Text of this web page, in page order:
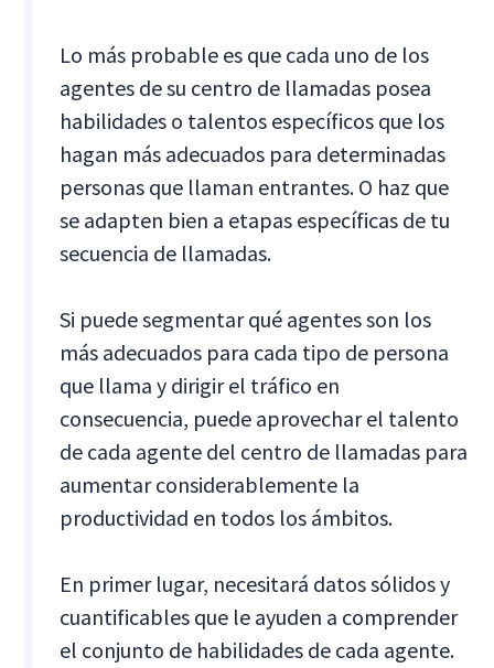
Lo más probable es que cada uno de los
agentes de su centro de llamadas posea
habilidades o talentos específicos que los
hagan más adecuados para determinadas
personas que llaman entrantes. O haz que
se adapten bien a etapas específicas de tu
secuencia de llamadas.
Si puede segmentar qué agentes son los
más adecuados para cada tipo de persona
que llama y dirigir el tráfico en
consecuencia, puede aprovechar el talento
de cada agente del centro de llamadas para
aumentar considerablemente la
productividad en todos los ámbitos.
En primer lugar, necesitará datos sólidos y
cuantificables que le ayuden a comprender
el conjunto de habilidades de cada agente.